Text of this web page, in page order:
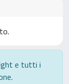
e tutti i